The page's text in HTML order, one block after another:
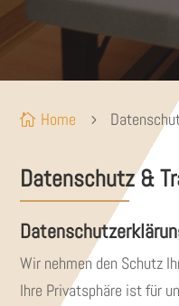
 Home 5
Datenschutz &
Wir nehmen den Schutz
Ihre Privatsphäre ist für